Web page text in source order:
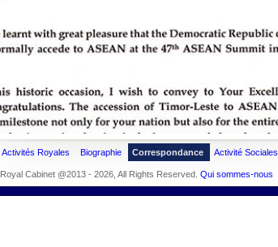
Activités Royales Biographie Correspondance Activité Sociales
Royal Cabinet @2013 - 2026, All Rights Reserved. Qui sommes-nous